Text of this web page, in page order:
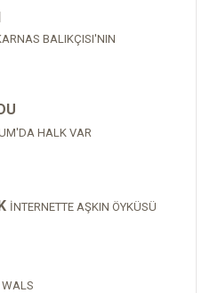
BALIKÇISI'NIN
HALK VAR
İNTERNETTE AŞKIN ÖYKÜSÜ
WALS